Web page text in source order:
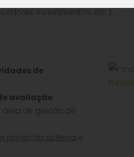
investimentos, etc.).
de
avaliação
área de gestão de
ponto do sistema e